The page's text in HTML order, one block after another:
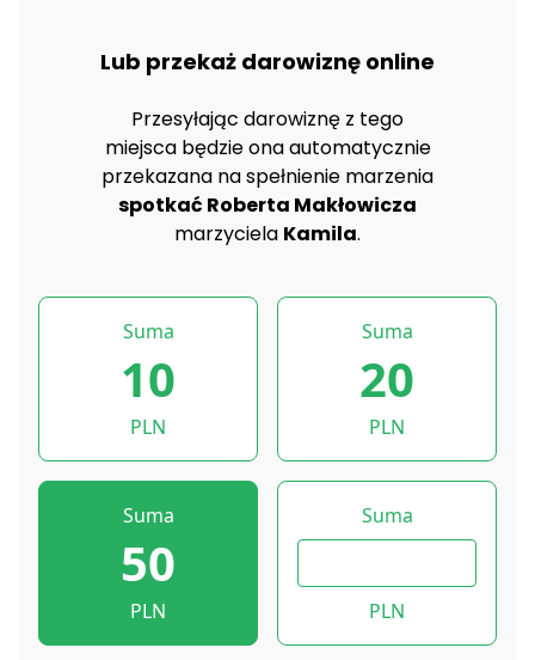
Lub przekaż darowiznę online
Przesyłając darowiznę z tego
miejsca będzie ona automatycznie
przekazana na spełnienie marzenia
spotkać Roberta Makłowicza
marzyciela Kamila.
Suma
10
PLN
Suma
20
PLN
Suma
50
PLN
Suma
PLN